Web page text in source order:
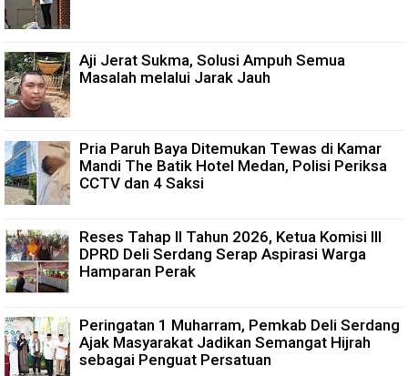
Aji Jerat Sukma, Solusi Ampuh Semua
Masalah melalui Jarak Jauh
Pria Paruh Baya Ditemukan Tewas di Kamar
Mandi The Batik Hotel Medan, Polisi Periksa
CCTV dan 4 Saksi
Reses Tahap II Tahun 2026, Ketua Komisi III
DPRD Deli Serdang Serap Aspirasi Warga
Hamparan Perak
Peringatan 1 Muharram, Pemkab Deli Serdang
Ajak Masyarakat Jadikan Semangat Hijrah
sebagai Penguat Persatuan